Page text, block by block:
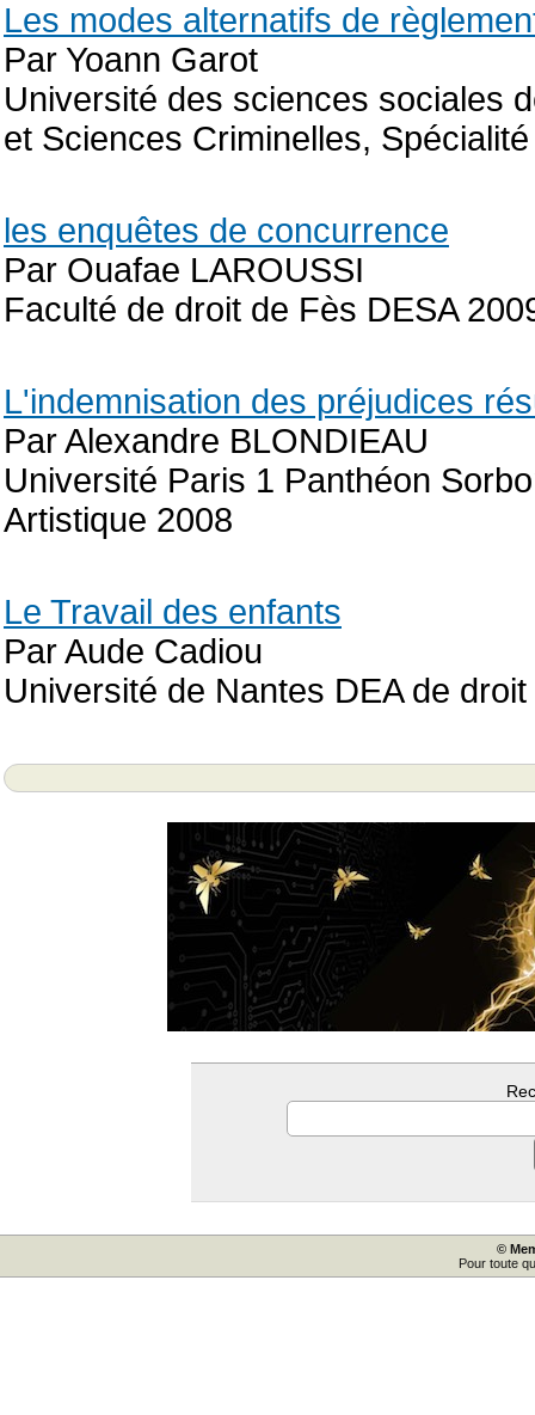
Les modes alternatifs de
Par Yoann Garot
Université des sciences sociales
et Sciences Criminelles,
les enquêtes de concurrence
Par Ouafae LAROUSSI
Faculté de droit de Fès DESA
L'indemnisation des préjudices
Par Alexandre BLONDIEAU
Université Paris 1 Panthéon
Artistique 2008
Le Travail des enfants
Par Aude Cadiou
Université de Nantes DEA de
©
Pour toute